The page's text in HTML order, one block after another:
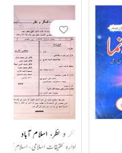
فکر و نظر، اسلام آباد
ادارہ تحقیقات اسلامی، اسلام آباد